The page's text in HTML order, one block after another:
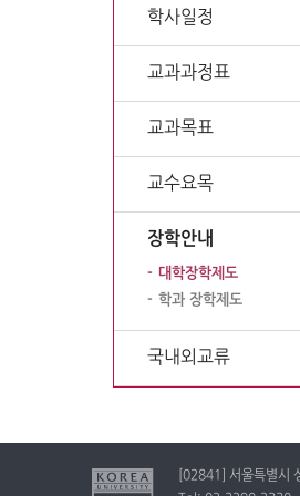
학사일정
교과과정표
교과목표
교수요목
장학안내
대학장학제도
학과 장학제도
국내외교류
[02841] 서울특별시